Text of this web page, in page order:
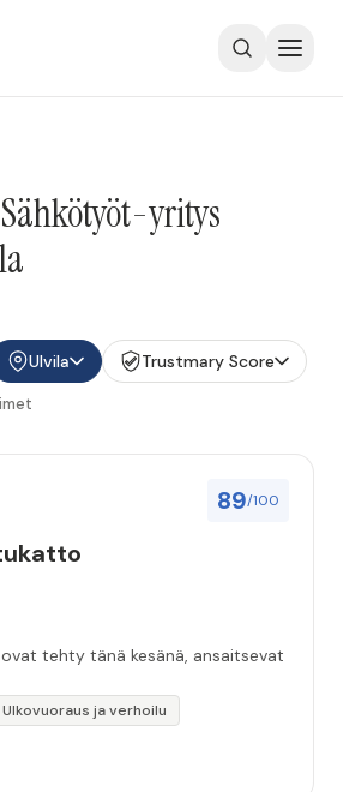
yritys
Ulvila Trustmary Score
89/100
tehty tänä kesänä, ansaitsevat
Ulkovuoraus ja verhoilu